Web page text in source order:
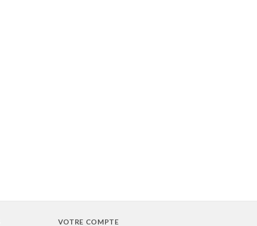
VOTRE COMPTE